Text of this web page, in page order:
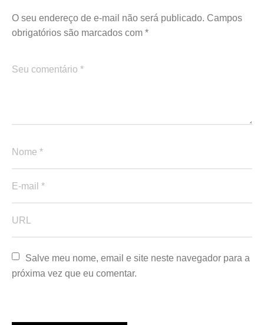
O seu endereço de e-mail não será publicado. Campos
obrigatórios são marcados com *
Salve meu nome, email e site neste navegador para a
próxima vez que eu comentar.